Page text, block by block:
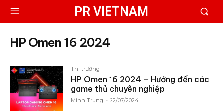
PR VIETNAM
HP Omen 16 2024
Thị trường
HP Omen 16 2024 – Hướng đến các
game thủ chuyên nghiệp
Minh Trung - 22/07/2024